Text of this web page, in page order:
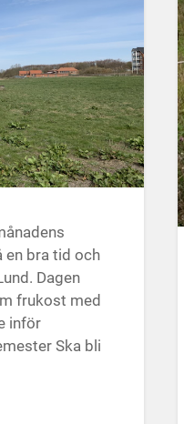
en bra tid och
Dagen
frukost med
inför
Ska bli